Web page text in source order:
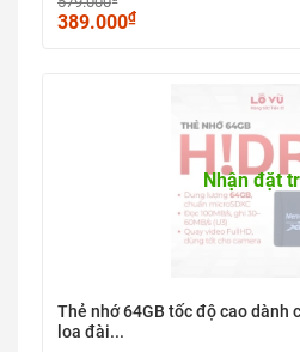
389.000₫
Nhận đặt
Thẻ nhớ 64GB tốc độ cao dành
loa đài...